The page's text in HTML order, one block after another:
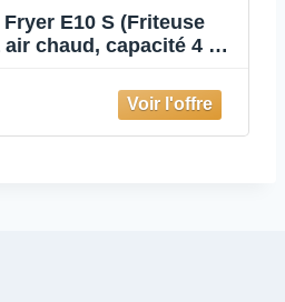
Fryer E10 S (Friteuse
chaud, capacité 4 L,
régulation de la
et du temps, petit et
MD17320) noir